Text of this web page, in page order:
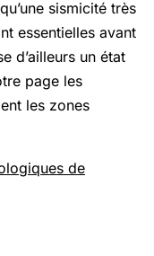
sismicité très
essentielles avant
d’ailleurs un état
page les
les zones
de